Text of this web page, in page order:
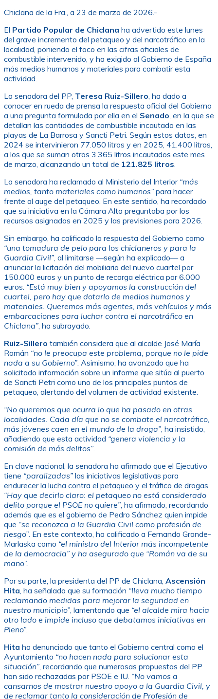
Chiclana de la Fra., a 23 de marzo de 2026.-
El Partido Popular de Chiclana ha advertido este lunes
del grave incremento del petaqueo y del narcotráfico en la
localidad, poniendo el foco en las cifras oficiales de
combustible intervenido, y ha exigido al Gobierno de España
más medios humanos y materiales para combatir esta
actividad.
La senadora del PP, Teresa Ruiz-Sillero , ha dado a
conocer en rueda de prensa la respuesta oficial del Gobierno
a una pregunta formulada por ella en el Senado , en la que se
detallan las cantidades de combustible incautado en las
playas de La Barrosa y Sancti Petri. Según estos datos, en
2024 se intervinieron 77.050 litros y en 2025, 41.400 litros,
a los que se suman otros 3.365 litros incautados este mes
de marzo, alcanzando un total de 121.825 litros
La senadora ha reclamado al Ministerio del Interior “más
medios, tanto materiales como humanos” para hacer
frente al auge del petaqueo. En este sentido, ha recordado
que su iniciativa en la Cámara Alta preguntaba por los
recursos asignados en 2025 y las previsiones para 2026.
Sin embargo, ha calificado la respuesta del Gobierno como
“una tomadura de pelo para los chiclaneros y para la
Guardia Civil” , al limitarse —según ha explicado— a
anunciar la licitación del mobiliario del nuevo cuartel por
150.000 euros y un punto de recarga eléctrica por 6.000
euros. “Está muy bien y apoyamos la construcción del
cuartel, pero hay que dotarlo de medios humanos y
materiales. Queremos más agentes, más vehículos y más
embarcaciones para luchar contra el narcotráfico en
Chiclana” , ha subrayado.
Ruiz-Sillero también considera que al alcalde José María
Román “no le preocupa este problema, porque no le pide
nada a su Gobierno” . Asimismo, ha avanzado que ha
solicitado información sobre un informe que sitúa al puerto
de Sancti Petri como uno de los principales puntos de
petaqueo, alertando del volumen de actividad existente.
“No queremos que ocurra lo que ha pasado en otras
localidades. Cada día que no se combate el narcotráfico,
más jóvenes caen en el mundo de la droga” , ha insistido,
añadiendo que esta actividad “genera violencia y la
comisión de más delitos”
En clave nacional, la senadora ha afirmado que el Ejecutivo
tiene “paralizadas” las iniciativas legislativas para
endurecer la lucha contra el petaqueo y el tráfico de drogas.
“Hay que decirlo claro: el petaqueo no está considerado
delito porque el PSOE no quiere” , ha afirmado, recordando
además que es el gobierno de Pedro Sánchez quien impide
que “se reconozca a la Guardia Civil como profesión de
riesgo” . En este contexto, ha calificado a Fernando Grande-
Marlaska como “el ministro del Interior más incompetente
de la democracia” y ha asegurado que “Román va de su
mano”.
Por su parte, la presidenta del PP de Chiclana, Ascensión
Hita , ha señalado que su formación “lleva mucho tiempo
reclamando medidas para mejorar la seguridad en
nuestro municipio” , lamentando que “el alcalde mira hacia
otro lado e impide incluso que debatamos iniciativas en
Pleno”
Hita ha denunciado que tanto el Gobierno central como el
Ayuntamiento “no hacen nada para solucionar esta
situación” , recordando que numerosas propuestas del PP
han sido rechazadas por PSOE e IU. “No vamos a
cansarnos de mostrar nuestro apoyo a la Guardia Civil, y
de reclamar tanto la consideración de Profesión de